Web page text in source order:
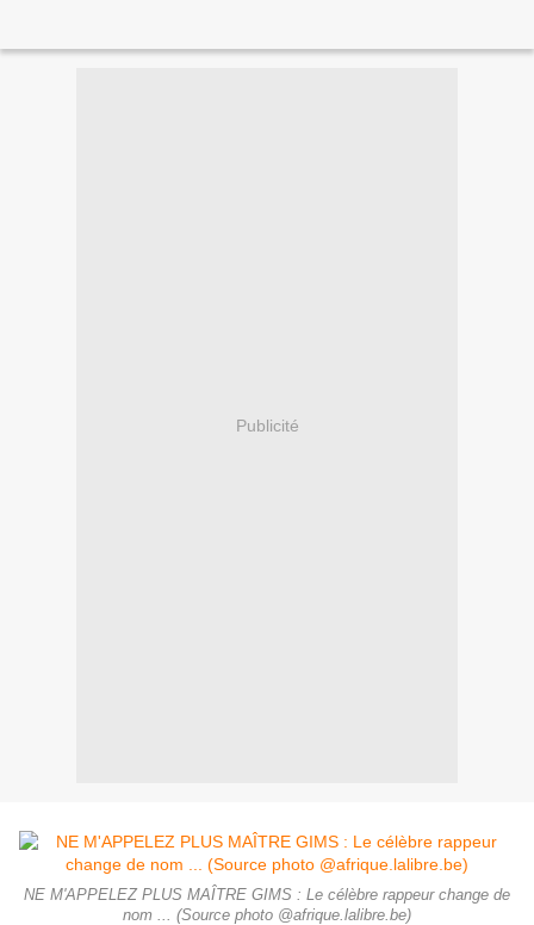
Publicité
NE M'APPELEZ PLUS MAÎTRE GIMS : Le célèbre rappeur change de
nom ... (Source photo @afrique.lalibre.be)